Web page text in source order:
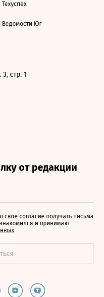
Техуспех
Ведомости Юг
стр. 1
согласие получать письма
и принимаю